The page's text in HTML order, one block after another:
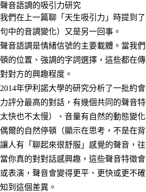
聲音語調的吸引力研究
我們在上一篇聊「天生吸引力」時提到
句中的音調變化）又是另一回事。
聲音語調是情緒信號的主要載體。當我
頓的位置、強調的字詞選擇，這些都在
對對方的興趣程度。
2014年伊利諾大學的研究分析了一批約
力評分最高的對話，有幾個共同的聲音
太快也不太慢）、音量有自然的動態變
偶爾的自然停頓（顯示在思考，不是在背
讓人有「聊起來很舒服」感覺的聲音，
當你真的對對話感興趣，這些聲音特徵
或表演，聲音會變得更平、更快或更不
知到這個差異。